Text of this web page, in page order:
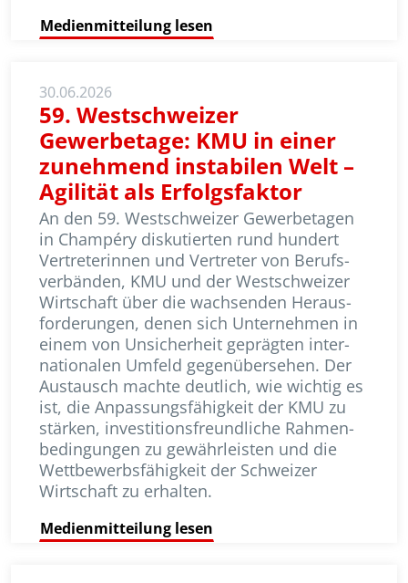
Medienmitteilung lesen
30.06.2026
59. Westschweizer
Gewerbetage: KMU in einer
zunehmend instabilen Welt –
Agilität als Erfolgsfaktor
An den 59. Westschweizer Gewerbetagen
in Champéry diskutierten rund hundert
Vertreterinnen und Vertreter von Berufs­
ver­bänden, KMU und der Westschweizer
Wirtschaft über die wachsenden Heraus­
forderungen, denen sich Unternehmen in
einem von Unsicherheit geprägten inter­
nationalen Umfeld gegenübersehen. Der
Austausch machte deutlich, wie wichtig es
ist, die Anpassungsfähigkeit der KMU zu
stärken, investitionsfreundliche Rahmen­
bedingungen zu gewährleisten und die
Wettbewerbsfähigkeit der Schweizer
Wirtschaft zu erhalten.
Medienmitteilung lesen